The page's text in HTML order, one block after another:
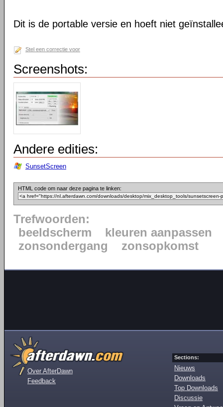
Dit is de portable versie en hoeft niet
Stel een correctie voor
Screenshots:
Andere edities:
SunsetScreen
HTML code om naar deze pagina te linken:
Trefwoorden:
beeldscherm
kleuren aanpassen
zonsondergang
zonsopkomst
Over AfterDawn
Feedback
Sections:
Nieuws
Downloads
Top Downloads
Discussie